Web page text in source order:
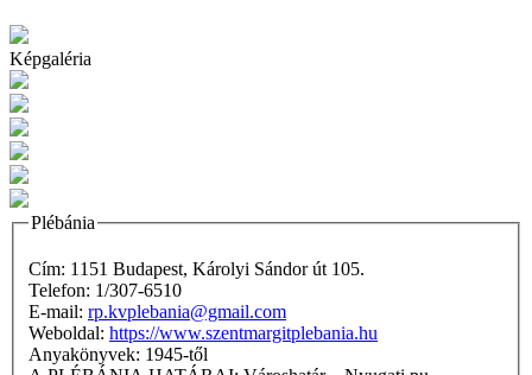
Képgaléria
Plébánia
Cím: 1151 Budapest, Károlyi Sándor út 105.
Telefon: 1/307-6510
E-mail: rp.kvplebania@gmail.com
Weboldal: https://www.szentmargitplebania.hu
Anyakönyvek: 1945-től